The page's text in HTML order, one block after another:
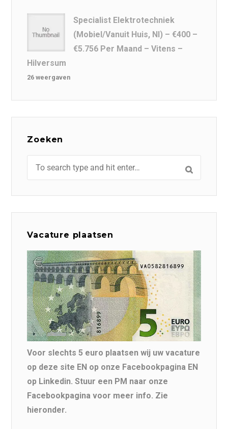
Specialist Elektrotechniek
(Mobiel/Vanuit Huis, Nl) – €400 –
€5.756 Per Maand – Vitens –
Hilversum
26 weergaven
Zoeken
Vacature plaatsen
Voor slechts 5 euro plaatsen wij uw vacature
op deze site EN op onze Facebookpagina EN
op Linkedin. Stuur een PM naar onze
Facebookpagina voor meer info. Zie
hieronder.